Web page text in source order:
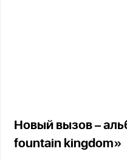
Новый вызов –
fountain kingdom»